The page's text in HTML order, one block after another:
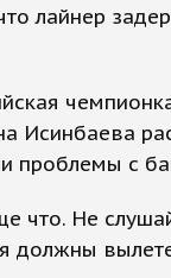
лайнер
Исинбаева
проблемы с
что. Не
должны